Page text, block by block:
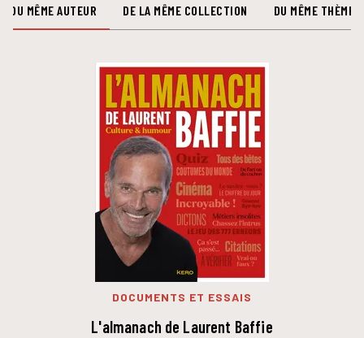
DU MÊME AUTEUR DE LA MÊME COLLECTION DU MÊME THÈME
DOCUMENTS ET ESSAIS
L'almanach de Laurent Baffie